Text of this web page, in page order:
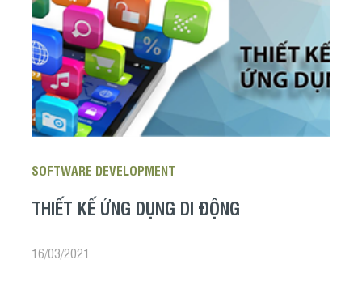
SOFTWARE DEVELOPMENT
THIẾT KẾ ỨNG DỤNG DI ĐỘNG
16/03/2021